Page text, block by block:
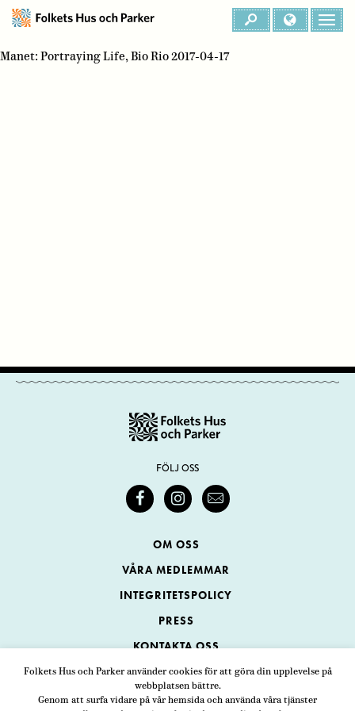
Folkets Hus och Parker använder cookies för att göra din upplevelse på
webbplatsen bättre.
Genom att surfa vidare på vår hemsida och använda våra tjänster
Manet: Portraying Life, Bio Rio 2017-04-17
FÖLJ OSS
OM OSS
VÅRA MEDLEMMAR
INTEGRITETSPOLICY
PRESS
KONTAKTA OSS
Folkets Hus och Parker